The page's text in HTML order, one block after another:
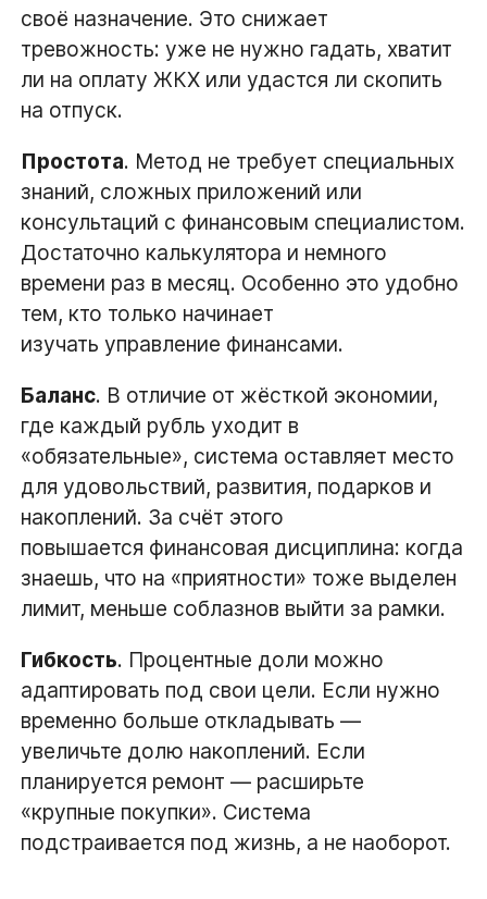
своё назначение. Это снижает
тревожность: уже не нужно гадать, хватит
ли на оплату ЖКХ или удастся ли скопить
на отпуск.
Простота. Метод не требует специальных
знаний, сложных приложений или
консультаций с финансовым специалистом.
Достаточно калькулятора и немного
времени раз в месяц. Особенно это удобно
тем, кто только начинает
изучать управление финансами.
Баланс. В отличие от жёсткой экономии,
где каждый рубль уходит в
«обязательные», система оставляет место
для удовольствий, развития, подарков и
накоплений. За счёт этого
повышается финансовая дисциплина: когда
знаешь, что на «приятности» тоже выделен
лимит, меньше соблазнов выйти за рамки.
Гибкость. Процентные доли можно
адаптировать под свои цели. Если нужно
временно больше откладывать —
увеличьте долю накоплений. Если
планируется ремонт — расширьте
«крупные покупки». Система
подстраивается под жизнь, а не наоборот.